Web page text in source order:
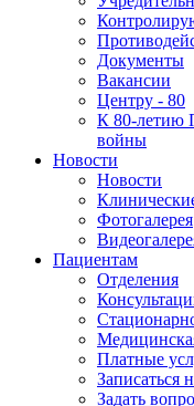
Документы
Вакансии
Центру - 80
К 80-летию
войны
Новости
Новости
Фотогалерея
Пациентам
Отделения
Платные
Записаться
Задать